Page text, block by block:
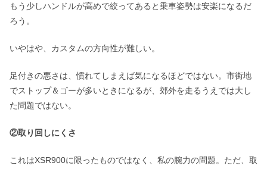
もう少しハンドルが高めで絞ってあると乗車姿勢は安楽になるだ
ろう。
いやはや、カスタムの方向性が難しい。
足付きの悪さは、慣れてしまえば気になるほどではない。市街地
でストップ＆ゴーが多いときになるが、郊外を走るうえでは大し
た問題ではない。
②取り回しにくさ
これはXSR900に限ったものではなく、私の腕力の問題。ただ、取